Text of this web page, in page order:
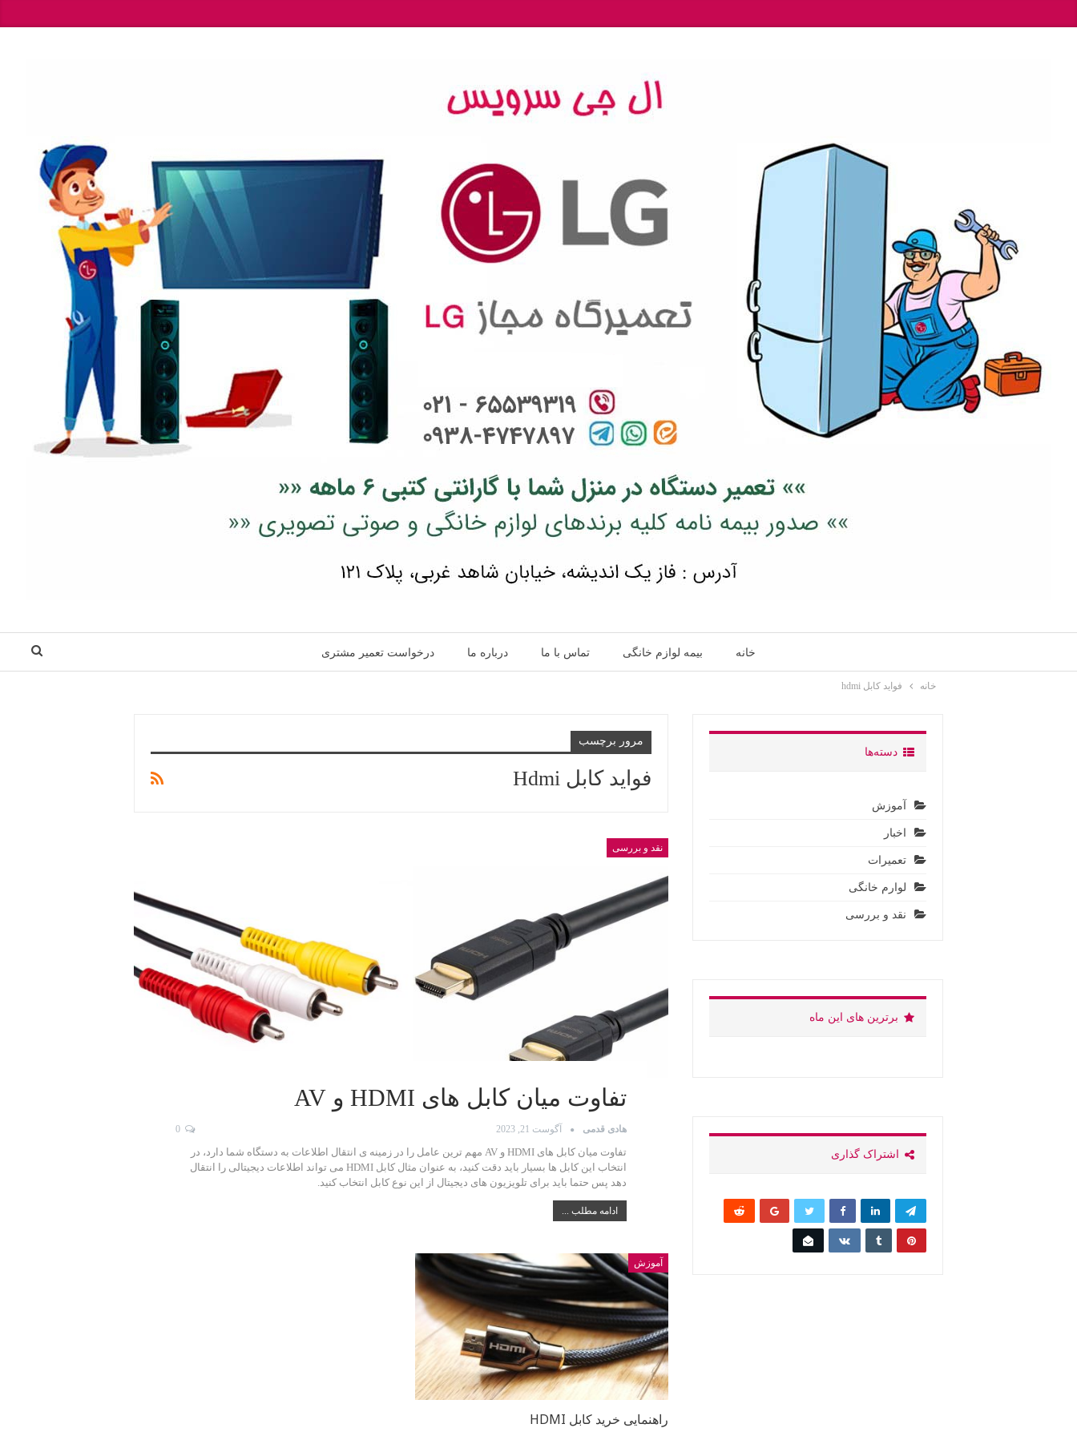
خانه بیمه لوازم خانگی تماس با ما درباره ما درخواست تعمیر مشتری
خانه فواید کابل hdmi
مرور برچسب
فواید کابل Hdmi
نقد و بررسی
تفاوت میان کابل های HDMI و AV
هادی قدمی آگوست 21, 2023 0
تفاوت میان کابل های HDMI و AV مهم ترین عامل را در زمینه ی انتقال اطلاعات به دستگاه شما دارد، در
انتخاب این کابل ها بسیار باید دقت کنید، به عنوان مثال کابل HDMI می تواند اطلاعات دیجیتالی را انتقال
دهد پس حتما باید برای تلویزیون های دیجیتال از این نوع کابل انتخاب کنید.
ادامه مطلب ...
آموزش
راهنمایی خرید کابل HDMI
دسته‌ها
آموزش
اخبار
تعمیرات
لوارم خانگی
نقد و بررسی
برترین های این ماه
اشتراک گذاری